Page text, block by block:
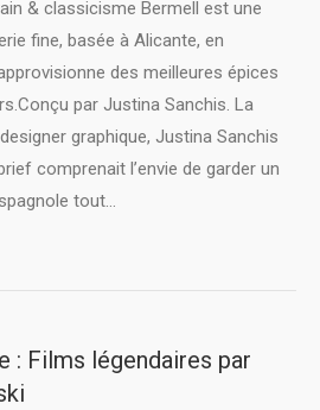
& classicisme Bermell est une
fine, basée à Alicante, en
des meilleures épices
par Justina Sanchis. La
graphique, Justina Sanchis
comprenait l’envie de garder un
tout…
: Films légendaires par